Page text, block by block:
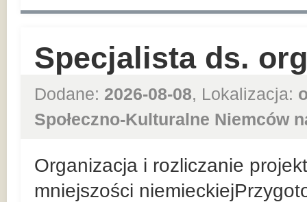
Specjalista ds.
Dodane: 2026-08-08, Lokalizacja:
Społeczno-Kulturalne Niemców
Organizacja i rozliczanie
mniejszości